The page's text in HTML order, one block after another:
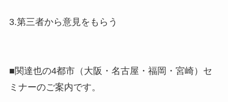
3.第三者から意見をもらう
■関達也の4都市（大阪・名古屋・福岡・宮崎）セ
ミナーのご案内です。